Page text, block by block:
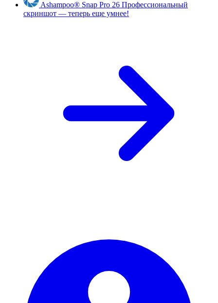
Ashampoo® Snap Pro 26 Профессиональный
скриншот — теперь еще умнее!